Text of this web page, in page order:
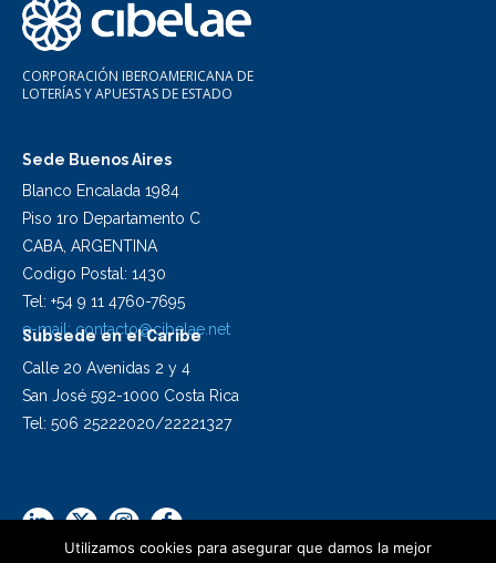
CORPORACIÓN IBEROAMERICANA DE
LOTERÍAS Y APUESTAS DE ESTADO
Sede Buenos Aires
Blanco Encalada 1984
Piso 1ro Departamento C
CABA, ARGENTINA
Codigo Postal: 1430
Tel: +54 9 11 4760-7695
e-mail: contacto@cibelae.net
Subsede en el Caribe
Calle 20 Avenidas 2 y 4
San José 592-1000 Costa Rica
Tel: 506 25222020/22221327
Utilizamos cookies para asegurar que damos la mejor